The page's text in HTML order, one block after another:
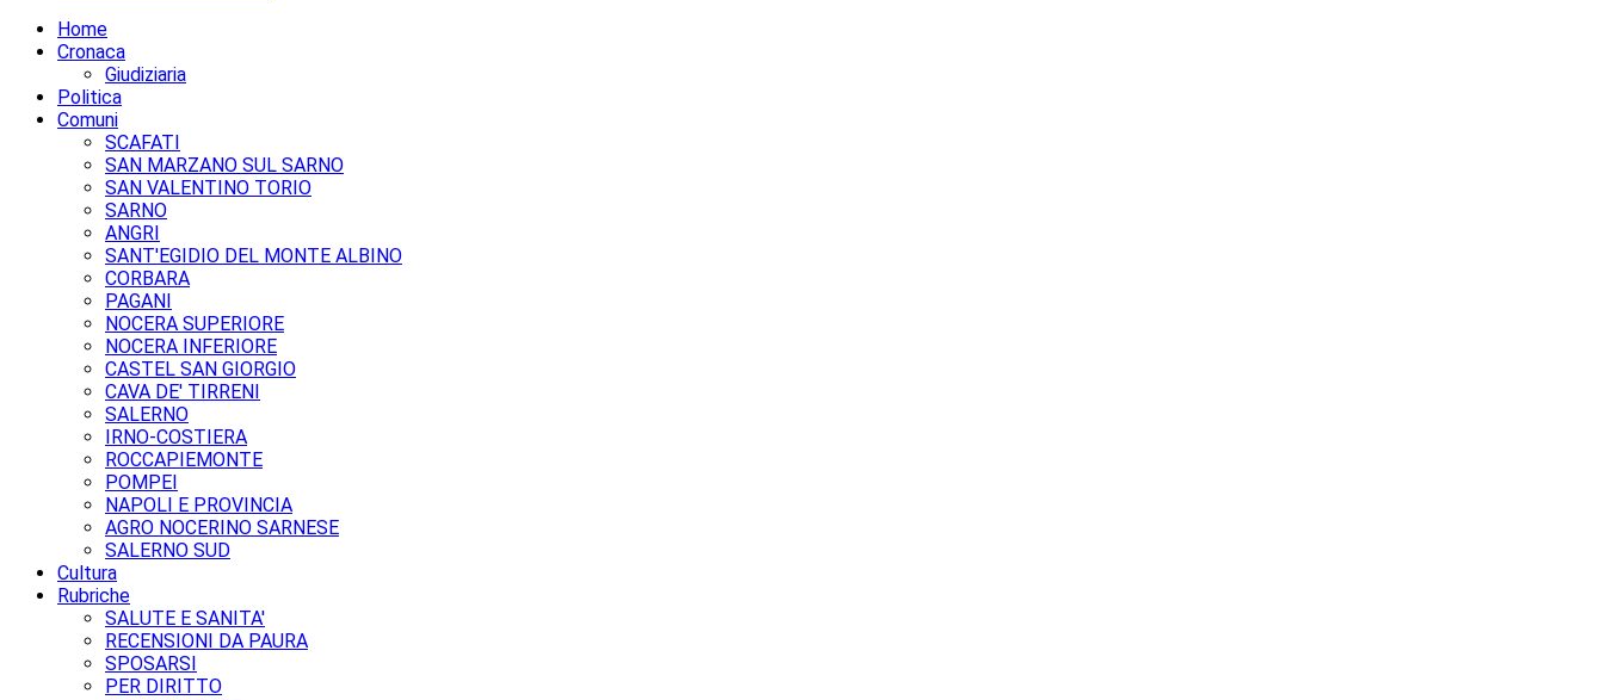
Home
Cronaca
Giudiziaria
Politica
Comuni
SCAFATI
SAN MARZANO SUL SARNO
SAN VALENTINO TORIO
SARNO
ANGRI
SANT'EGIDIO DEL MONTE ALBINO
CORBARA
PAGANI
NOCERA SUPERIORE
NOCERA INFERIORE
CASTEL SAN GIORGIO
CAVA DE' TIRRENI
SALERNO
IRNO-COSTIERA
ROCCAPIEMONTE
POMPEI
NAPOLI E PROVINCIA
AGRO NOCERINO SARNESE
SALERNO SUD
Cultura
Rubriche
SALUTE E SANITA'
RECENSIONI DA PAURA
SPOSARSI
PER DIRITTO